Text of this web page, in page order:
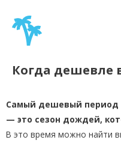
Когда дешевле
Самый дешевый период
— это сезон дождей,
В это время можно найти